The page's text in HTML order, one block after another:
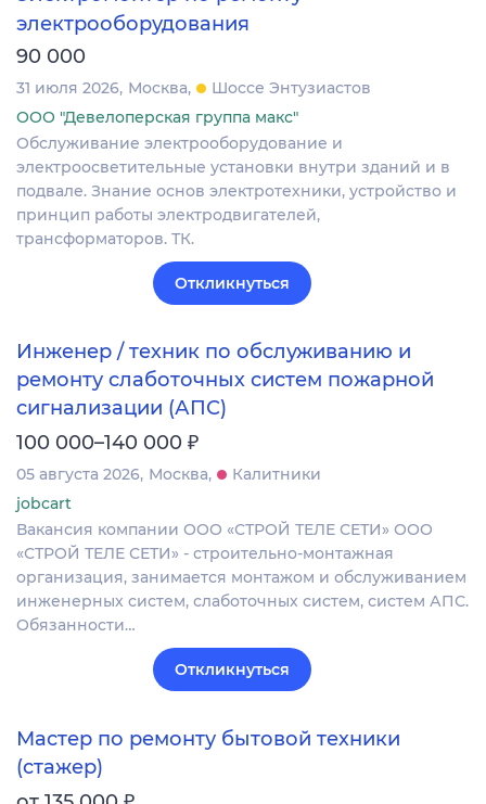
электрооборудования
90 000
31 июля 2026 Москва
Шоссе Энтузиастов
ООО "Девелоперская группа макс"
Обслуживание электрооборудование и
электроосветительные установки внутри зданий и в
подвале. Знание основ электротехники, устройство и
принцип работы электродвигателей,
трансформаторов. ТК.
Откликнуться
Инженер / техник по обслуживанию и
ремонту слаботочных систем пожарной
сигнализации (АПС)
100 000–140 000 ₽
05 августа 2026 Москва
Калитники
jobcart
Вакансия компании ООО «СТРОЙ ТЕЛЕ СЕТИ» ООО
«СТРОЙ ТЕЛЕ СЕТИ» - строительно-монтажная
организация, занимается монтажом и обслуживанием
инженерных систем, слаботочных систем, систем АПС.
Обязанности…
Откликнуться
Мастер по ремонту бытовой техники
(стажер)